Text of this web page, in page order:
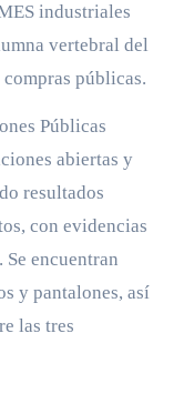
industriales
vertebral del
públicas.
Públicas
abiertas y
resultados
con evidencias
encuentran
y pantalones, así
las tres